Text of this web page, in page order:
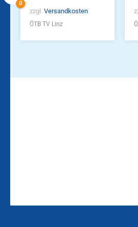
zzgl. Versandkosten
ÖTB TV Linz